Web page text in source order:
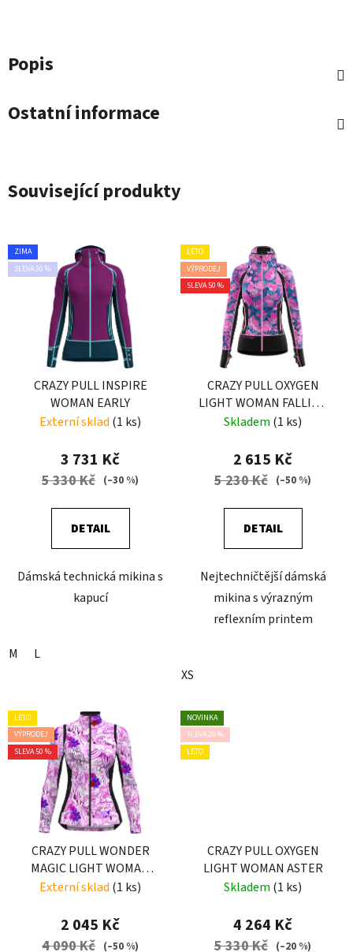
Popis
Ostatní informace
Související produkty
ZIMA
SLEVA 30 %
CRAZY PULL INSPIRE
WOMAN EARLY
Externí sklad (1 ks)
3 731 Kč
5 330 Kč (–30 %)
DETAIL
Dámská technická mikina s
kapucí
M L
LÉTO
VÝPRODEJ
SLEVA 50 %
CRAZY PULL OXYGEN
LIGHT WOMAN FALLING
FLOWER
Skladem (1 ks)
2 615 Kč
5 230 Kč (–50 %)
DETAIL
Nejtechničtější dámská
mikina s výrazným
reflexním printem
XS
LÉTO
VÝPRODEJ
SLEVA 50 %
CRAZY PULL WONDER
MAGIC LIGHT WOMAN
PRINT TATTOO
Externí sklad (1 ks)
2 045 Kč
4 090 Kč (–50 %)
NOVINKA
SLEVA 20 %
LÉTO
CRAZY PULL OXYGEN
LIGHT WOMAN ASTER
Skladem (1 ks)
4 264 Kč
5 330 Kč (–20 %)